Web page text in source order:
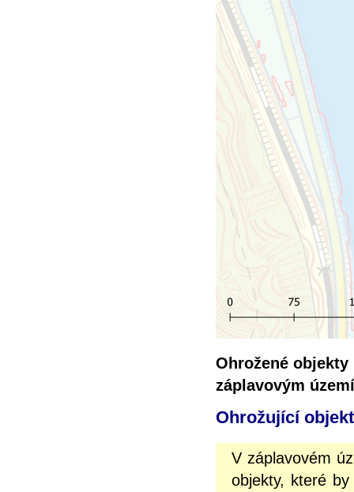
Ohrožené
záplavovým
Ohrožující
V záplavovém
objekty, které